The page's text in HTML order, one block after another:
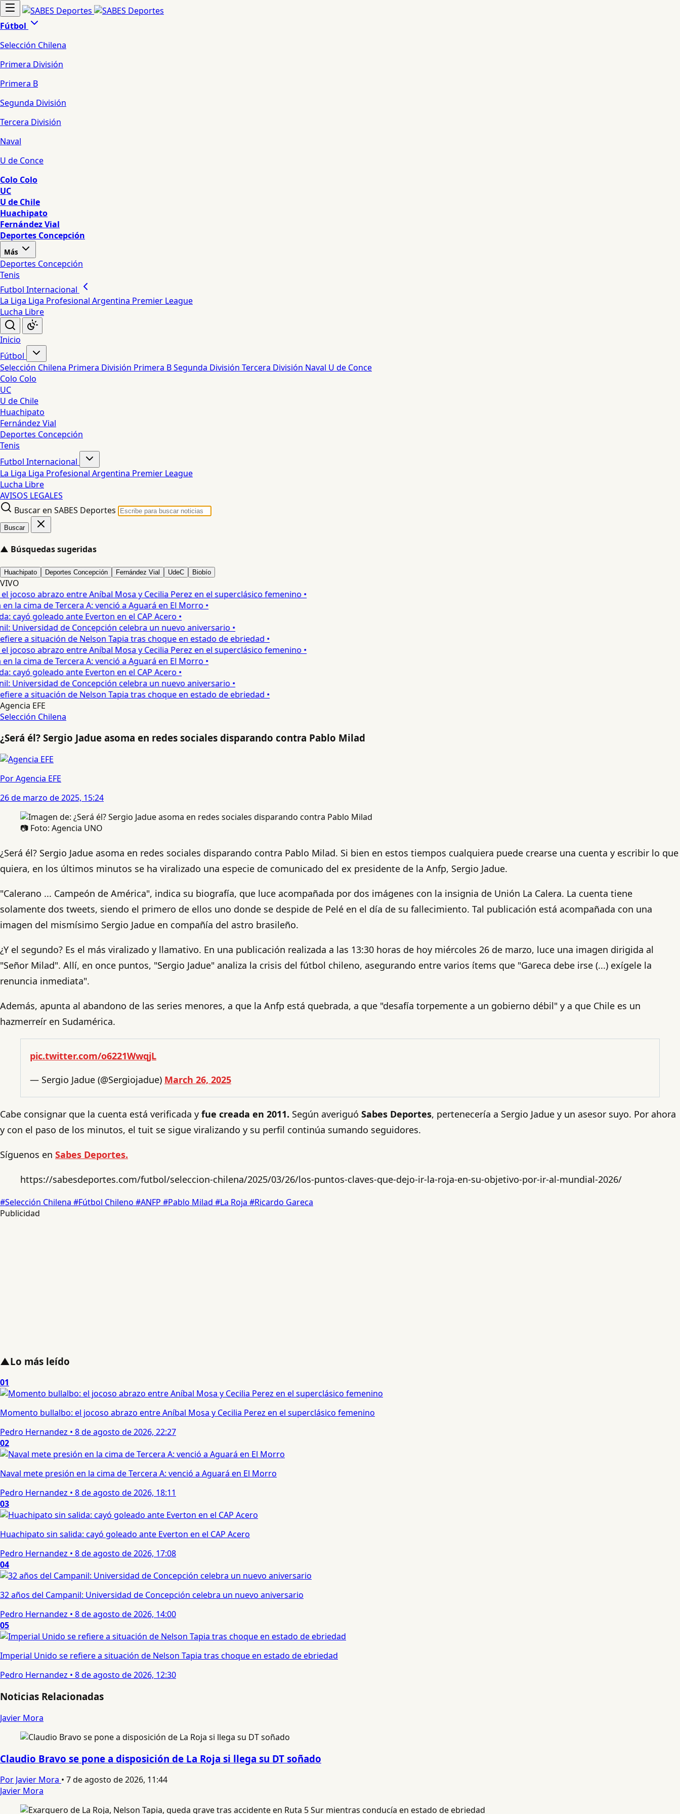
Fútbol
Selección Chilena
Primera División
Primera B
Segunda División
Tercera División
Naval
U de Conce
Colo Colo
UC
U de Chile
Huachipato
Fernández Vial
Deportes Concepción
Más
Deportes Concepción
Tenis
Futbol Internacional
La Liga Liga Profesional Argentina Premier League
Lucha Libre
Inicio
Fútbol
Selección Chilena Primera División Primera BSegunda División Tercera División Naval U de Conce
Colo Colo
UC
U de Chile
Huachipato
Fernández Vial
Deportes Concepción
Tenis
Futbol Internacional
La Liga Liga Profesional Argentina Premier League
Lucha Libre
AVISOS LEGALES
Buscar en SABES Deportes
Buscar
▲ Búsquedas sugeridas
Huachipato Deportes Concepción Fernández Vial UdeC Biobío
VIVO
abrazo entre Aníbal Mosa y Cecilia Perez en el superclásico femenino •
la cima de Tercera A: venció a Aguará en El Morro •
goleado ante Everton en el CAP Acero •
Universidad de Concepción celebra un nuevo aniversario •
a situación de Nelson Tapia tras choque en estado de ebriedad •
abrazo entre Aníbal Mosa y Cecilia Perez en el superclásico femenino •
la cima de Tercera A: venció a Aguará en El Morro •
goleado ante Everton en el CAP Acero •
Universidad de Concepción celebra un nuevo aniversario •
a situación de Nelson Tapia tras choque en estado de ebriedad •
Agencia EFE
Selección Chilena
¿Será él? Sergio Jadue asoma en redes sociales disparando contra Pablo Milad
Por Agencia EFE
26 de marzo de 2025, 15:24
📷 Foto: Agencia UNO
¿Será él? Sergio Jadue asoma en redes sociales disparando contra Pablo Milad. Si bien en estos tiempos cualquiera puede crearse una cuenta y escribir lo que
quiera, en los últimos minutos se ha viralizado una especie de comunicado del ex presidente de la Anfp, Sergio Jadue.
"Calerano ... Campeón de América", indica su biografía, que luce acompañada por dos imágenes con la insignia de Unión La Calera. La cuenta tiene
solamente dos tweets, siendo el primero de ellos uno donde se despide de Pelé en el día de su fallecimiento. Tal publicación está acompañada con una
imagen del mismísimo Sergio Jadue en compañía del astro brasileño.
¿Y el segundo? Es el más viralizado y llamativo. En una publicación realizada a las 13:30 horas de hoy miércoles 26 de marzo, luce una imagen dirigida al
"Señor Milad". Allí, en once puntos, "Sergio Jadue" analiza la crisis del fútbol chileno, asegurando entre varios ítems que "Gareca debe irse (...) exígele la
renuncia inmediata".
Además, apunta al abandono de las series menores, a que la Anfp está quebrada, a que "desafía torpemente a un gobierno débil" y a que Chile es un
hazmerreír en Sudamérica.
pic.twitter.com/o6221WwqjL
— Sergio Jadue (@Sergiojadue) March 26, 2025
Cabe consignar que la cuenta está verificada y fue creada en 2011. Según averiguó Sabes Deportes, pertenecería a Sergio Jadue y un asesor suyo. Por ahora
y con el paso de los minutos, el tuit se sigue viralizando y su perfil continúa sumando seguidores.
Síguenos en Sabes Deportes.
https://sabesdeportes.com/futbol/seleccion-chilena/2025/03/26/los-puntos-claves-que-dejo-ir-la-roja-en-su-objetivo-por-ir-al-mundial-2026/
#Selección Chilena #Fútbol Chileno #ANFP #Pablo Milad #La Roja #Ricardo Gareca
Publicidad
▲Lo más leído
01
Momento bullalbo: el jocoso abrazo entre Aníbal Mosa y Cecilia Perez en el superclásico femenino
Pedro Hernandez • 8 de agosto de 2026, 22:27
02
Naval mete presión en la cima de Tercera A: venció a Aguará en El Morro
Pedro Hernandez • 8 de agosto de 2026, 18:11
03
Huachipato sin salida: cayó goleado ante Everton en el CAP Acero
Pedro Hernandez • 8 de agosto de 2026, 17:08
04
32 años del Campanil: Universidad de Concepción celebra un nuevo aniversario
Pedro Hernandez • 8 de agosto de 2026, 14:00
05
Imperial Unido se refiere a situación de Nelson Tapia tras choque en estado de ebriedad
Pedro Hernandez • 8 de agosto de 2026, 12:30
Noticias Relacionadas
Javier Mora
Claudio Bravo se pone a disposición de La Roja si llega su DT soñado
Por Javier Mora • 7 de agosto de 2026, 11:44
Javier Mora